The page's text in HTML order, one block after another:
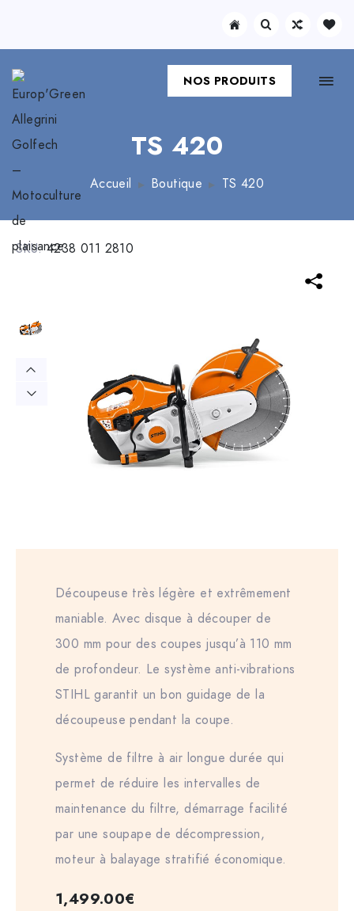
NOS PRODUITS
TS 420
Accueil Boutique TS 420
SKU:4238 011 2810
Découpeuse très légère et extrêmement
maniable. Avec disque à découper de
300 mm pour des coupes jusqu’à 110 mm
de profondeur. Le système anti-vibrations
STIHL garantit un bon guidage de la
découpeuse pendant la coupe.
Système de filtre à air longue durée qui
permet de réduire les intervalles de
maintenance du filtre, démarrage facilité
par une soupape de décompression,
moteur à balayage stratifié économique.
1,499.00€